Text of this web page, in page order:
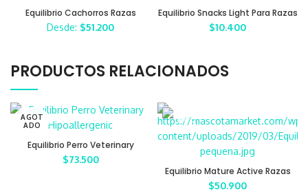
Equilibrio Cachorros Razas
Grandes
Desde: $51.200
Equilibrio Snacks Light Para Razas
Grandes
$10.400
PRODUCTOS RELACIONADOS
AGOT
ADO
Equilibrio Perro Veterinary
Hipoallergenic
$73.500
Equilibrio Mature Active Razas
Pequeñas
$50.900